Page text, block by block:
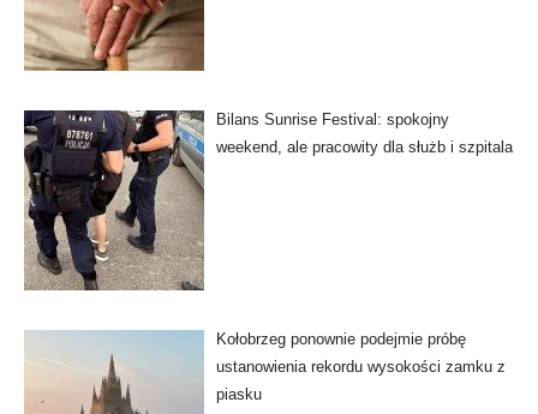
Bilans Sunrise Festival: spokojny
weekend, ale pracowity dla służb i szpitala
Kołobrzeg ponownie podejmie próbę
ustanowienia rekordu wysokości zamku z
piasku